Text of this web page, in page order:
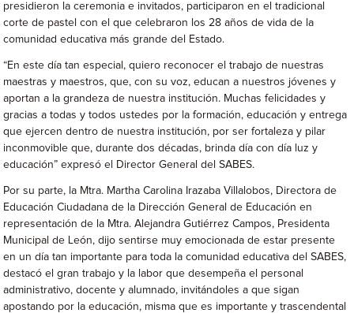
presidieron la ceremonia e invitados, participaron en el tradicional
corte de pastel con el que celebraron los 28 años de vida de la
comunidad educativa más grande del Estado.
“En este día tan especial, quiero reconocer el trabajo de nuestras
maestras y maestros, que, con su voz, educan a nuestros jóvenes y
aportan a la grandeza de nuestra institución. Muchas felicidades y
gracias a todas y todos ustedes por la formación, educación y entrega
que ejercen dentro de nuestra institución, por ser fortaleza y pilar
inconmovible que, durante dos décadas, brinda día con día luz y
educación” expresó el Director General del SABES.
Por su parte, la Mtra. Martha Carolina Irazaba Villalobos, Directora de
Educación Ciudadana de la Dirección General de Educación en
representación de la Mtra. Alejandra Gutiérrez Campos, Presidenta
Municipal de León, dijo sentirse muy emocionada de estar presente
en un día tan importante para toda la comunidad educativa del SABES,
destacó el gran trabajo y la labor que desempeña el personal
administrativo, docente y alumnado, invitándoles a que sigan
apostando por la educación, misma que es importante y trascendental